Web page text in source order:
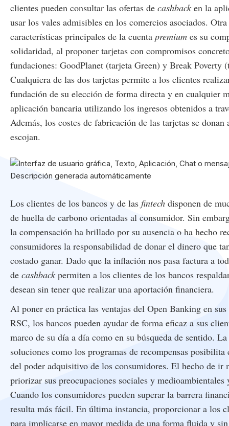
clientes pueden consultar las ofertas de cashback en la
usar los vales admisibles en los comercios asociados.
características principales de la cuenta premium es su
solidaridad, al proponer tarjetas con compromisos
fundaciones: GoodPlanet (tarjeta Green) y Break Poverty
Cualquiera de las dos tarjetas permite a los clientes
fundación de su elección de forma directa y en cualquier
aplicación bancaria utilizando los ingresos obtenidos a
Además, los costes de fabricación de las tarjetas se
escojan.
Los clientes de los bancos y de las fintech disponen de
de huella de carbono orientadas al consumidor. Sin
la compensación ha brillado por su ausencia o ha hecho
consumidores la responsabilidad de donar el dinero que
costado ganar. Dado que la inflación nos pasa factura a
de cashback permiten a los clientes de los bancos
desean sin tener que realizar una aportación financiera.
Al poner en práctica las ventajas del Open Banking en sus
RSC, los bancos pueden ayudar de forma eficaz a sus
marco de su día a día como en su búsqueda de sentido.
soluciones como los programas de recompensas
del poder adquisitivo de los consumidores. El hecho de ir
priorizar sus preocupaciones sociales y medioambientales
Cuando los consumidores pueden superar la barrera
resulta más fácil. En última instancia, proporcionar a los
para implicarse en mayor medida de una forma fluida y